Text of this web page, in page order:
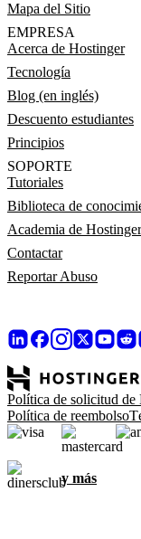
Mapa del Sitio
EMPRESA
Acerca de Hostinger
Tecnología
Blog (en inglés)
Descuento estudiantes
Principios
SOPORTE
Tutoriales
Biblioteca de
Academia de Hostinger
Contactar
Reportar Abuso
Política de solicitud de
Política de reembolso
y más